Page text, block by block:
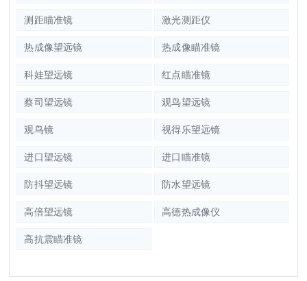
测距瞄准镜 激光测距仪
热成像望远镜 热成像瞄准镜
科娃望远镜 红点瞄准镜
蔡司望远镜 观鸟望远镜
观鸟镜 视得乐望远镜
进口望远镜 进口瞄准镜
防抖望远镜 防水望远镜
高倍望远镜 高德热成像仪
高抗震瞄准镜